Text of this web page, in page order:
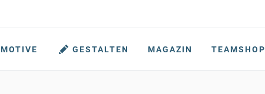
MOTIVE GESTALTEN MAGAZIN TEAMSHOP